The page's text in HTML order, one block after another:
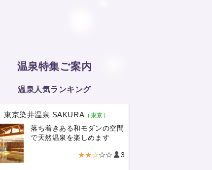
温泉特集ご案内
温泉人気ランキング
東京染井温泉 SAKURA （東京）
落ち着きある和モダンの空間
で天然温泉を楽しめます
★★☆☆☆ 3